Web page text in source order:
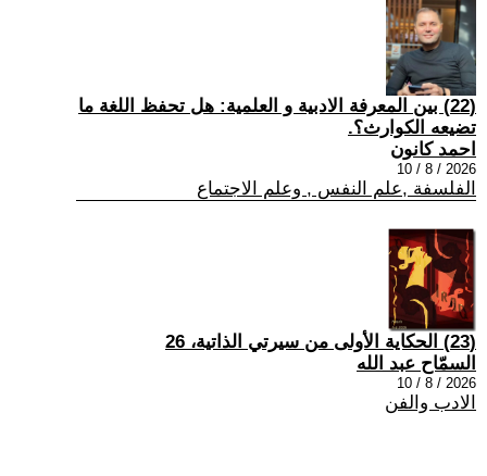
(22) بين المعرفة الادبية و العلمية: هل تحفظ اللغة ما
تضيعه الكوارث؟.
احمد كانون
2026 / 8 / 10
الفلسفة ,علم النفس , وعلم الاجتماع
(23) الحكاية الأولى من سيرتي الذاتية، 26
السمّاح عبد الله
2026 / 8 / 10
الادب والفن